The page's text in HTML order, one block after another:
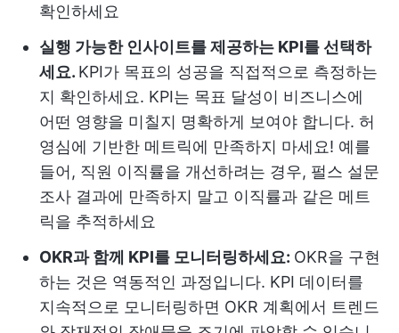
확인하세요
실행 가능한 인사이트를 제공하는 KPI를 선택하
세요. KPI가 목표의 성공을 직접적으로 측정하는
지 확인하세요. KPI는 목표 달성이 비즈니스에
어떤 영향을 미칠지 명확하게 보여야 합니다. 허
영심에 기반한 메트릭에 만족하지 마세요! 예를
들어, 직원 이직률을 개선하려는 경우, 펄스 설문
조사 결과에 만족하지 말고 이직률과 같은 메트
릭을 추적하세요
OKR과 함께 KPI를 모니터링하세요: OKR을 구현
하는 것은 역동적인 과정입니다. KPI 데이터를
지속적으로 모니터링하면 OKR 계획에서 트렌드